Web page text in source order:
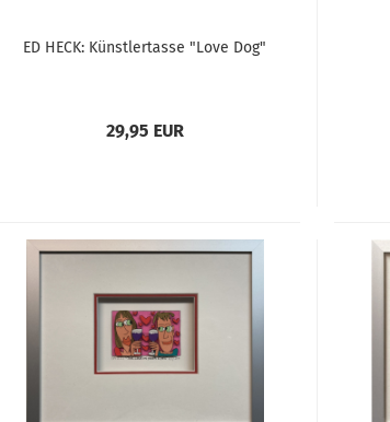
ED HECK: Künstlertasse "Love Dog"
29,95 EUR